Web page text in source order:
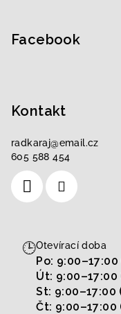
Facebook
Kontakt
radkaraj@email.cz
605 588 454
🕒Otevírací doba
Po:
Út:
St:
Čt: